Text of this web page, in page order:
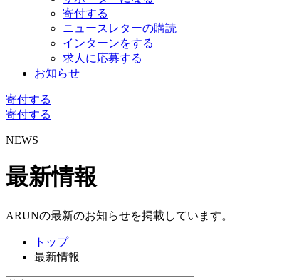
寄付する
ニュースレターの購読
インターンをする
求人に応募する
お知らせ
寄付する
寄付する
NEWS
最新情報
ARUNの最新のお知らせを掲載しています。
トップ
最新情報